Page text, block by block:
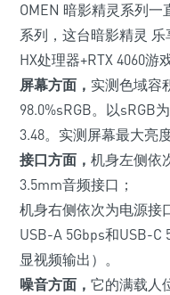
OMEN 暗影精灵系列
系列，这台暗影精灵
HX处理器+RTX 4060游
屏幕方面， 实测色域容
98.0%sRGB。以sRGB
3.48。实测屏幕最大亮
接口方面， 机身左侧依
3.5mm音频接口；
机身右侧依次为电源接
USB-A 5Gbps和USB-C
显视频输出） 。
噪音方面， 它的满载人